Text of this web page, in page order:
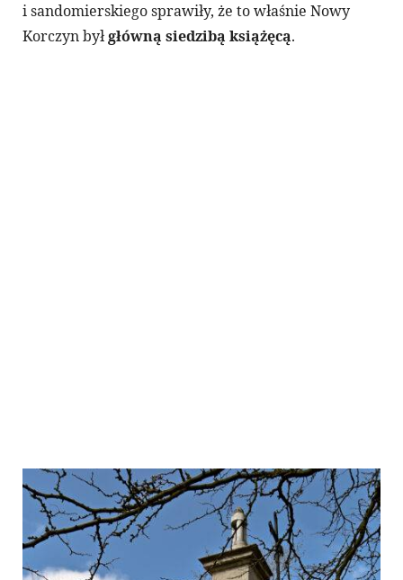
i sandomierskiego sprawiły, że to właśnie Nowy
Korczyn byłgłówną siedzibą książęcą.